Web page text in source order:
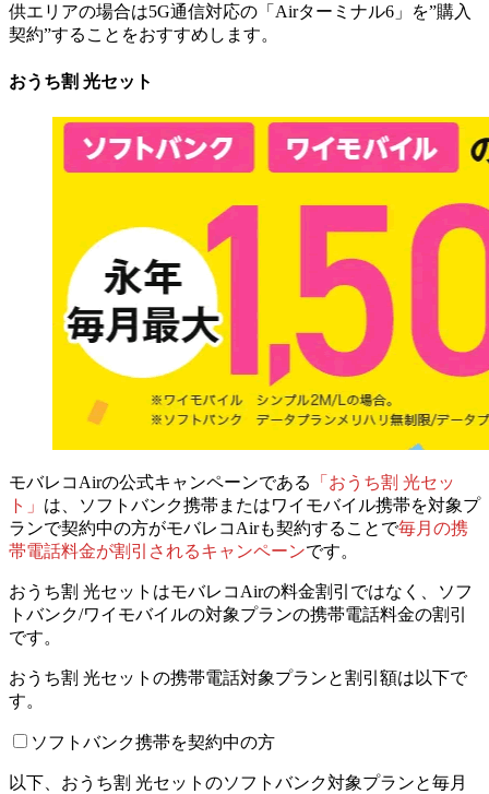
供エリアの場合は5G通信対応の「Airターミナル6」を”購入
契約”することをおすすめします。
おうち割 光セット
モバレコAirの公式キャンペーンである
「おうち割 光セッ
ト」 は、
ソフトバンク携帯またはワイモバイル携帯を対象プ
ランで契約中の方がモバレコAirも契約することで毎月の携
帯電話料金が割引されるキャンペーンです。
おうち割 光セットはモバレコAirの料金割引ではなく、ソフ
トバンク/ワイモバイルの対象プランの携帯電話料金の割引
です。
おうち割 光セットの携帯電話対象プランと割引額は以下で
す。
ソフトバンク携帯を契約中の方
以下、おうち割 光セットのソフトバンク対象プランと毎月